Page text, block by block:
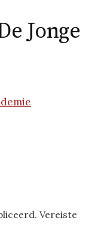
Jonge
Vereiste